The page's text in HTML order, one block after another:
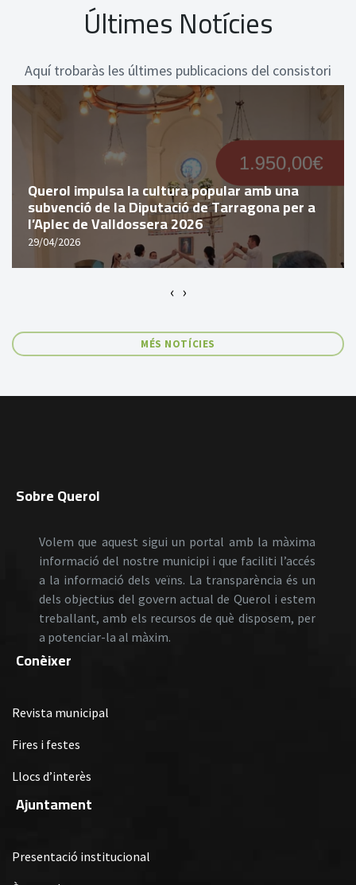
Últimes Notícies
Aquí trobaràs les últimes publicacions del consistori
Querol impulsa la cultura popular amb una
subvenció de la Diputació de Tarragona per a
l’Aplec de Valldossera 2026
29/04/2026
‹ ›
MÉS NOTÍCIES
Sobre Querol
Volem que aquest sigui un portal amb la màxima
informació del nostre municipi i que faciliti l’accés
a la informació dels veïns. La transparència és un
dels objectius del govern actual de Querol i estem
treballant, amb els recursos de què disposem, per
a potenciar-la al màxim.
Conèixer
Revista municipal
Fires i festes
Llocs d’interès
Ajuntament
Presentació institucional